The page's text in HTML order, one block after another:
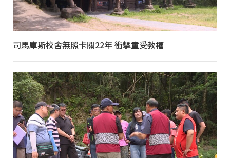
司馬庫斯校舍無照卡關22年 衝擊童受教權